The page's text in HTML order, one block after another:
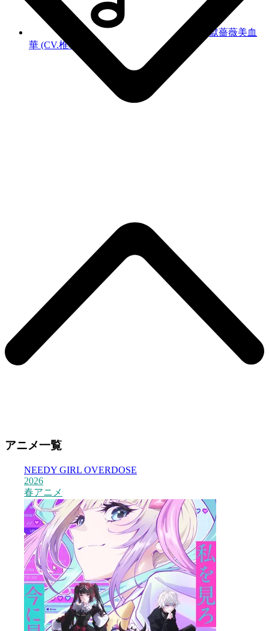
獄薔薇美血
華 (CV.椎名桜月)
アニメ一覧
NEEDY GIRL OVERDOSE
2026
春アニメ